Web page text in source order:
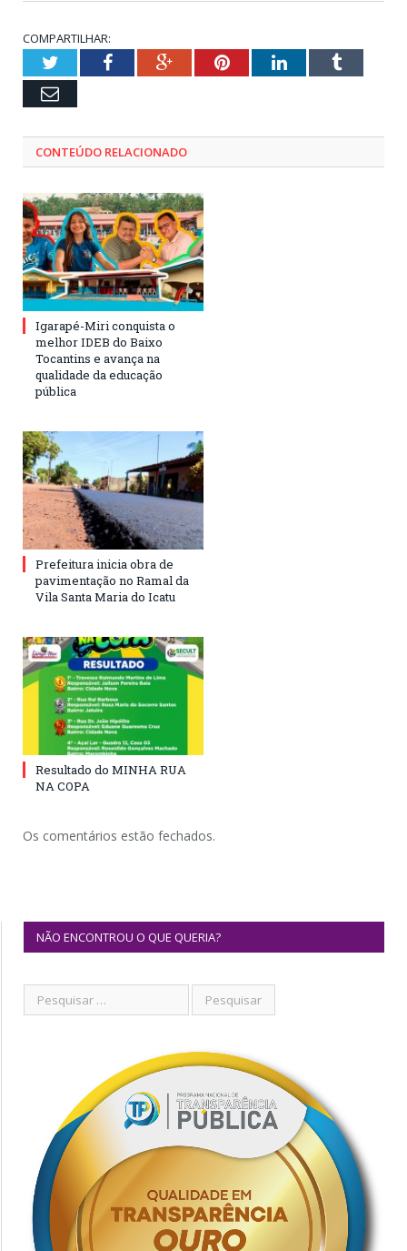
COMPARTILHAR:
TwitterFacebookGoogle+PinterestLinkedInTumblr
Email
CONTEÚDO RELACIONADO
Igarapé-Miri conquista o
melhor IDEB do Baixo
Tocantins e avança na
qualidade da educação
pública
Prefeitura inicia obra de
pavimentação no Ramal da
Vila Santa Maria do Icatu
Resultado do MINHA RUA
NA COPA
Os comentários estão fechados.
NÃO ENCONTROU O QUE QUERIA?